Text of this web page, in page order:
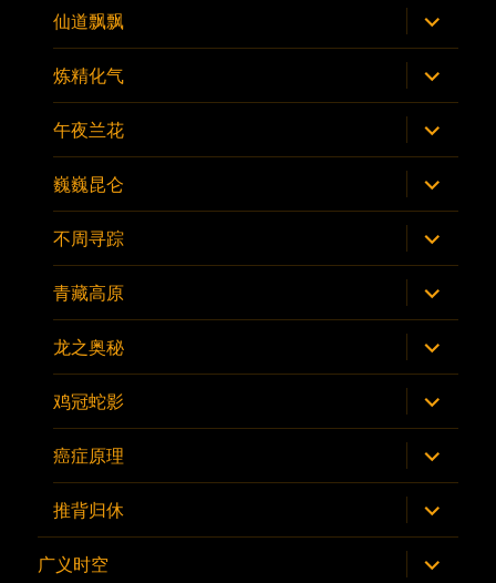
仙道飘飘 展
开
子
菜
单
炼精化气 展
开
子
菜
单
午夜兰花 展
开
子
菜
单
巍巍昆仑 展
开
子
菜
单
不周寻踪 展
开
子
菜
单
青藏高原 展
开
子
菜
单
龙之奥秘 展
开
子
菜
单
鸡冠蛇影 展
开
子
菜
单
癌症原理 展
开
子
菜
单
推背归休 展
开
子
菜
单
广义时空 展
开